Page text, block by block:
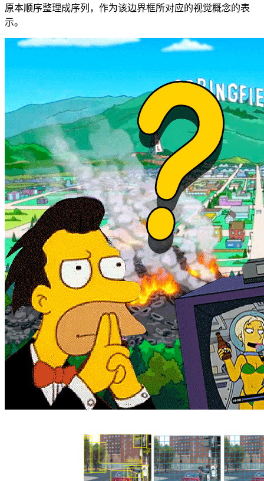
原本顺序整理成序列，作为该边界框所对应的视觉概念的表
示。